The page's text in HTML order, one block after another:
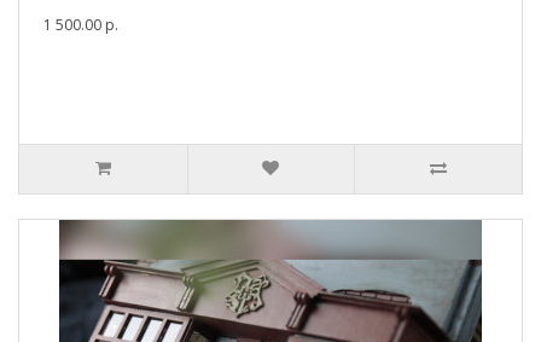
1 500.00 р.